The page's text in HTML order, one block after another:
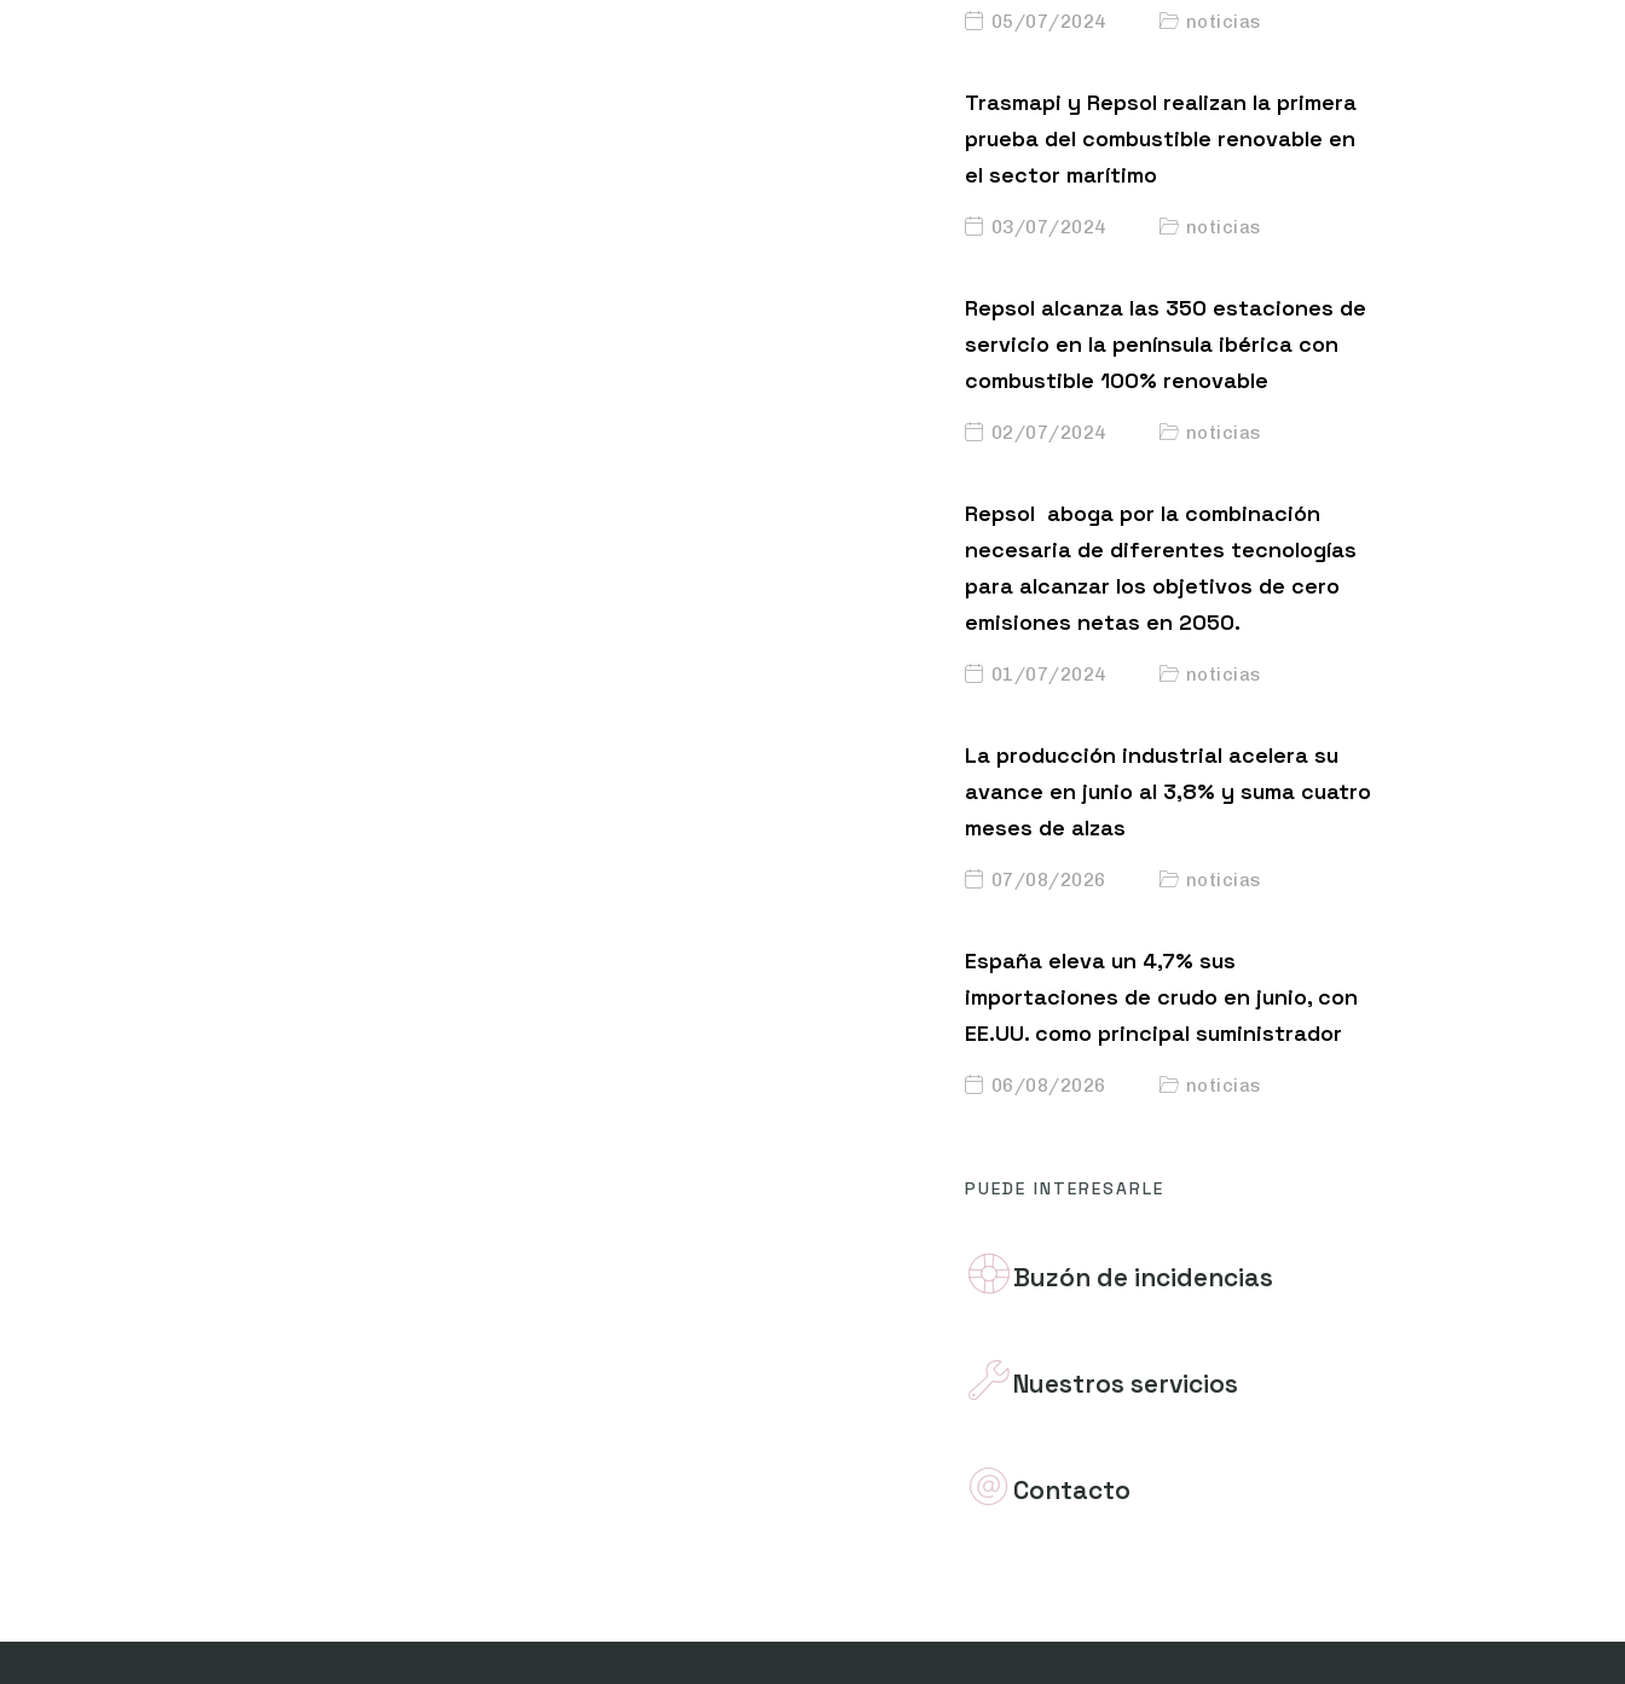
05/07/2024 noticias
Trasmapi y Repsol realizan la primera
prueba del combustible renovable en
el sector marítimo
03/07/2024 noticias
Repsol alcanza las 350 estaciones de
servicio en la península ibérica con
combustible 100% renovable
02/07/2024 noticias
Repsol aboga por la combinación
necesaria de diferentes tecnologías
para alcanzar los objetivos de cero
emisiones netas en 2050.
01/07/2024 noticias
La producción industrial acelera su
avance en junio al 3,8% y suma cuatro
meses de alzas
07/08/2026 noticias
España eleva un 4,7% sus
importaciones de crudo en junio, con
EE.UU. como principal suministrador
06/08/2026 noticias
PUEDE INTERESARLE
Buzón de incidencias
Nuestros servicios
Contacto